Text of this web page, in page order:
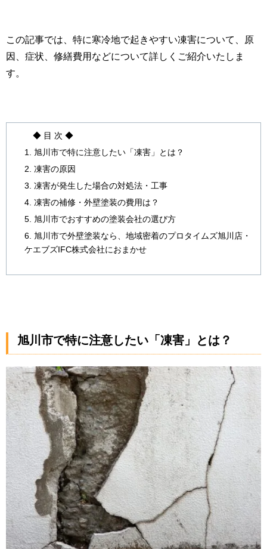
この記事では、特に寒冷地で起きやすい凍害について、原
因、症状、修繕費用などについて詳しくご紹介いたしま
す。
◆ 目 次 ◆
1. 旭川市で特に注意したい「凍害」とは？
2. 凍害の原因
3. 凍害が発生した場合の対処法・工事
4. 凍害の補修・外壁塗装の費用は？
5. 旭川市でおすすめの塗装会社の選び方
6. 旭川市で外壁塗装なら、地域密着のプロタイムズ旭川店・
ケエブズIFC株式会社におまかせ
旭川市で特に注意したい「凍害」とは？